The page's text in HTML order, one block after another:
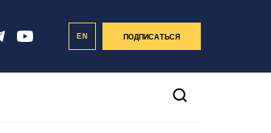
EN ПОДПИСАТЬСЯ